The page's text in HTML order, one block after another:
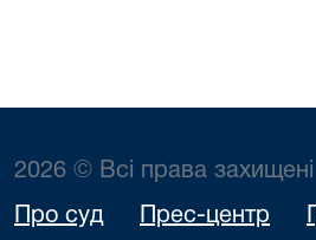
2026 © Всі права захищені
Про суд Прес-центр